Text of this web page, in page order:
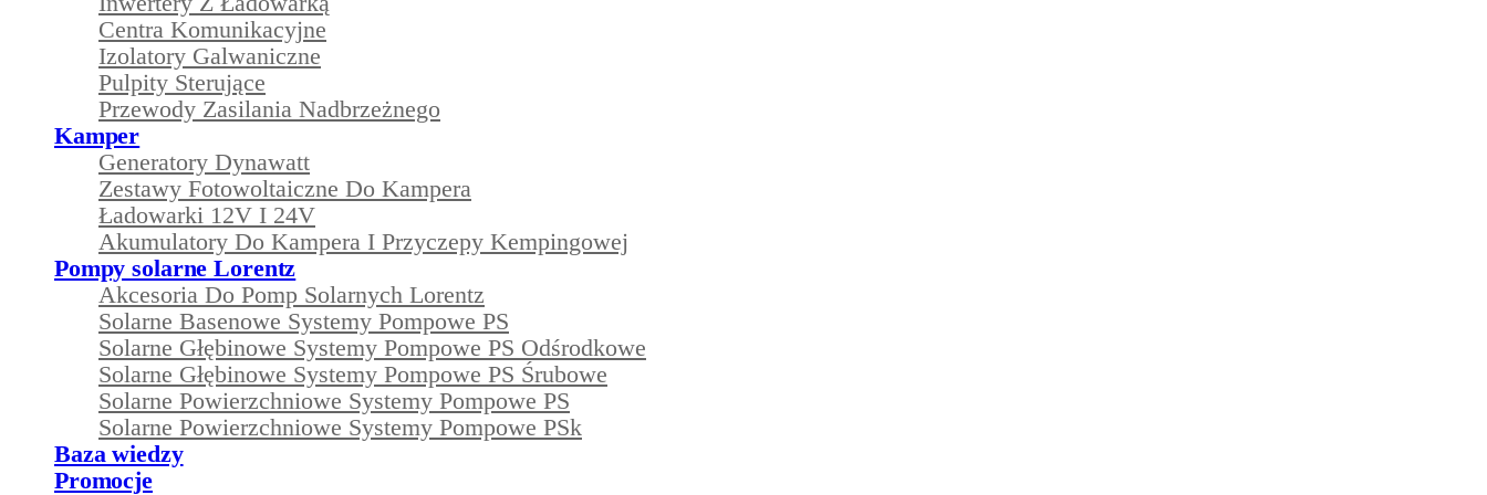
Centra Komunikacyjne
Izolatory Galwaniczne
Pulpity Sterujące
Przewody Zasilania Nadbrzeżnego
Kamper
Generatory Dynawatt
Zestawy Fotowoltaiczne Do Kampera
Ładowarki 12V I 24V
Akumulatory Do Kampera I Przyczepy Kempingowej
Pompy solarne Lorentz
Akcesoria Do Pomp Solarnych Lorentz
Solarne Basenowe Systemy Pompowe PS
Solarne Głębinowe Systemy Pompowe PS Odśrodkowe
Solarne Głębinowe Systemy Pompowe PS Śrubowe
Solarne Powierzchniowe Systemy Pompowe PS
Solarne Powierzchniowe Systemy Pompowe PSk
Baza wiedzy
Promocje